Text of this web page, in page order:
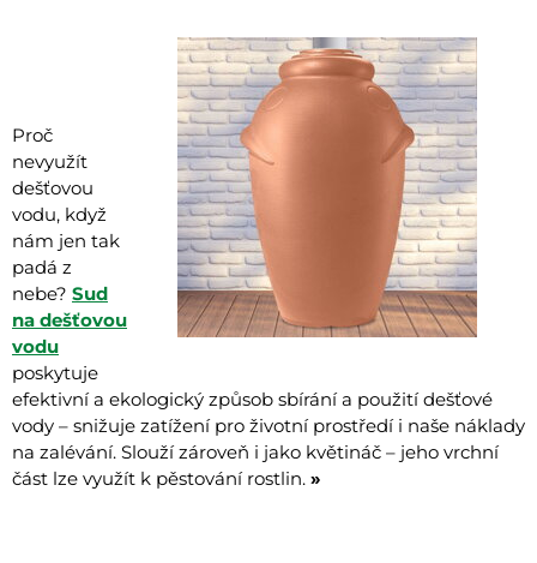
Proč
nevyužít
dešťovou
vodu, když
nám jen tak
padá z
nebe? Sud
na dešťovou
vodu
poskytuje
efektivní a ekologický způsob sbírání a použití dešťové
vody – snižuje zatížení pro životní prostředí i naše náklady
na zalévání. Slouží zároveň i jako květináč – jeho vrchní
část lze využít k pěstování rostlin. »